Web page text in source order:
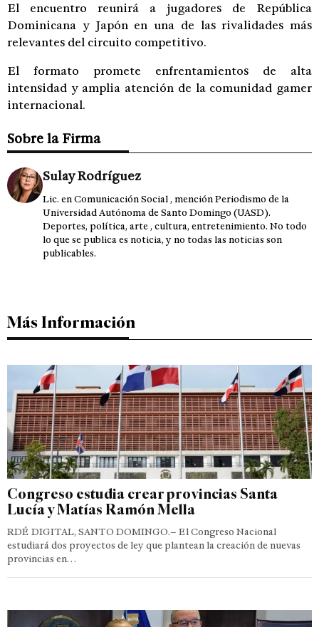
El encuentro reunirá a jugadores de República
Dominicana y Japón en una de las rivalidades más
relevantes del circuito competitivo.
El formato promete enfrentamientos de alta
intensidad y amplia atención de la comunidad gamer
internacional.
Sobre la Firma
Sulay Rodríguez
Lic. en Comunicación Social , mención Periodismo de la
Universidad Autónoma de Santo Domingo (UASD).
Deportes, política, arte , cultura, entretenimiento. No todo
lo que se publica es noticia, y no todas las noticias son
publicables.
Más Información
Congreso estudia crear provincias Santa
Lucía y Matías Ramón Mella
RDÉ DIGITAL, SANTO DOMINGO.– El Congreso Nacional
estudiará dos proyectos de ley que plantean la creación de nuevas
provincias en…